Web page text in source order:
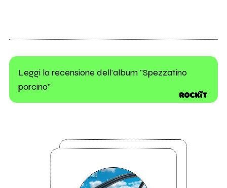
Leggi la recensione dell'album "Spezzatino
porcino"